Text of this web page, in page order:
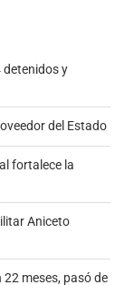
detenidos y
del Estado
fortalece la
Aniceto
meses, pasó de